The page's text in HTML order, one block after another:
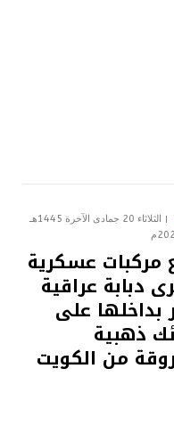
الثلاثاء 20 جمادى الآخرة 1445هـ
مركبات عسكرية
دبابة عراقية
بداخلها على
ذهبية
من الكويت